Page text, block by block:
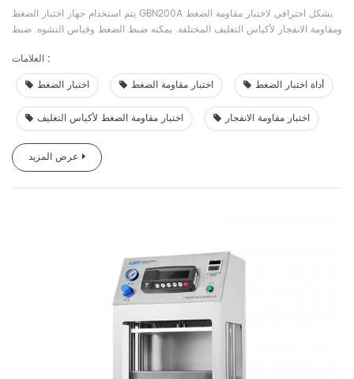
يتم استخدام جهاز اختبار الضغط GBN200A بشكل احترافي لاختبار مقاومة الضغط
ومقاومة الانفجار لأكياس التغليف المختلفة. يمكنه ضبط الضغط وقياس التشوه. ضبط
والبحث العلمي والتعبئة والتغليف والأفلام والأغذية والأدوية والصناعات الكيميائية
اليومية وغيرها من الصناعات.
العلامات :
اختبار الضغط
اختبار مقاومة الضغط أداة اختبار الضغط
اختبار مقاومة الضغط لأكياس التغليف اختبار مقاومة الانفجار
عرض المزيد